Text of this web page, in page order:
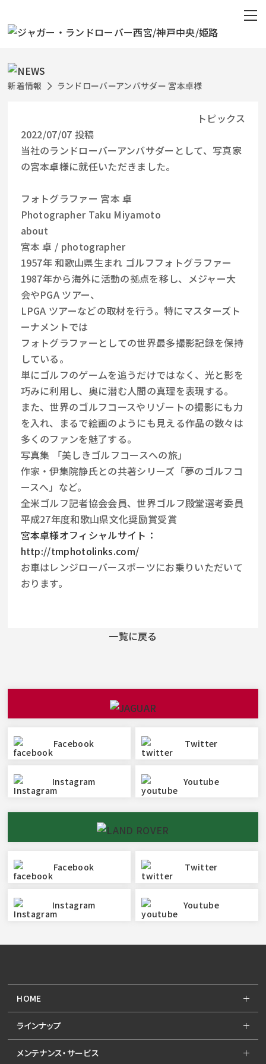
新着情報 ランドローバーアンバサダー 宮本卓様
トピックス
2022/07/07 投稿
当社のランドローバーアンバサダーとして、写真家
の宮本卓様に就任いただきました。
フォトグラファー 宮本 卓
Photographer Taku Miyamoto
about
宮本 卓 / photographer
1957年 和歌山県生まれ ゴルフフォトグラファー
1987年から海外に活動の拠点を移し、メジャー大
会やPGA ツアー、
LPGA ツアーなどの取材を行う。特にマスターズト
ーナメントでは
フォトグラファーとしての世界最多撮影記録を保持
している。
単にゴルフのゲームを追うだけではなく、光と影を
巧みに利用し、奥に潜む人間の真理を表現する。
また、世界のゴルフコースやリゾートの撮影にも力
を入れ、まるで絵画のようにも見える作品の数々は
多くのファンを魅了する。
写真集 「美しきゴルフコースへの旅」
作家・伊集院静氏との共著シリーズ「夢のゴルフコ
ースへ」など。
全米ゴルフ記者協会会員、世界ゴルフ殿堂選考委員
平成27年度和歌山県文化奨励賞受賞
宮本卓様オフィシャルサイト：
http://tmphotolinks.com/
お車はレンジローバースポーツにお乗りいただいて
おります。
一覧に戻る
Facebook Twitter
Instagram Youtube
Facebook Twitter
Instagram Youtube
HOME
ラインナップ
メンテナンス・サービス